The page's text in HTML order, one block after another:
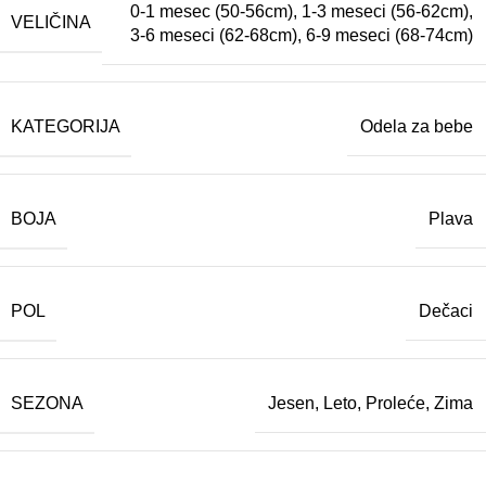
VELIČINA
0-1 mesec (50-56cm), 1-3 meseci (56-62cm),
3-6 meseci (62-68cm), 6-9 meseci (68-74cm)
KATEGORIJA Odela za bebe
BOJA Plava
POL Dečaci
SEZONA Jesen, Leto, Proleće, Zima